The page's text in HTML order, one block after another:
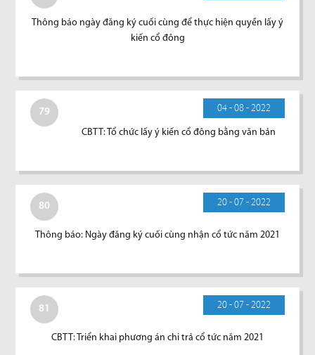
Thông báo ngày đăng ký cuối cùng để thực hiện quyền lấy ý
kiến cổ đông
79 04 - 08 - 2022
CBTT: Tổ chức lấy ý kiến cổ đông bằng văn bản
80 20 - 07 - 2022
Thông báo: Ngày đăng ký cuối cùng nhận cổ tức năm 2021
81 20 - 07 - 2022
CBTT: Triển khai phương án chi trả cổ tức năm 2021